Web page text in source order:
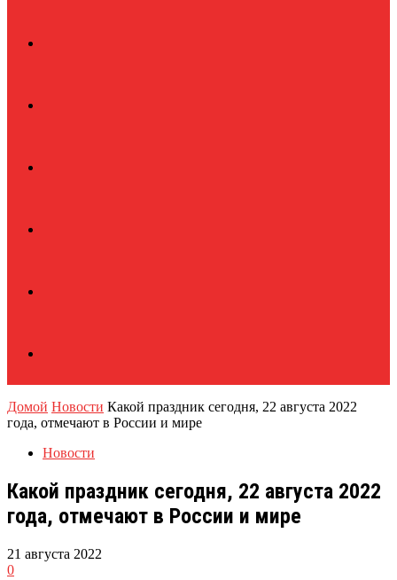
Домой Новости Какой праздник сегодня, 22 августа 2022
года, отмечают в России и мире
Новости
Какой праздник сегодня, 22 августа 2022
года, отмечают в России и мире
21 августа 2022
0